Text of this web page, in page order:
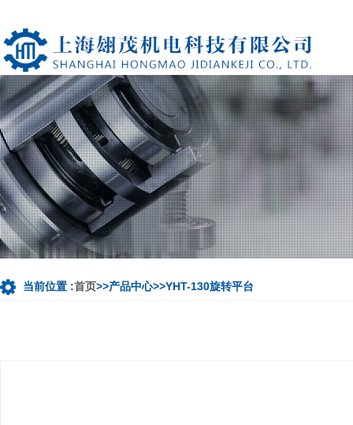
当前位置 :首页>>产品中心>>YHT-130旋转平台